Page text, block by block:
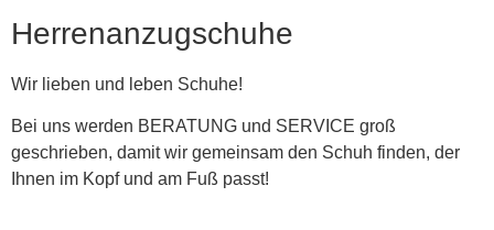
Herrenanzugschuhe
Wir lieben und leben Schuhe!
Bei uns werden BERATUNG und SERVICE groß
geschrieben, damit wir gemeinsam den Schuh finden, der
Ihnen im Kopf und am Fuß passt!